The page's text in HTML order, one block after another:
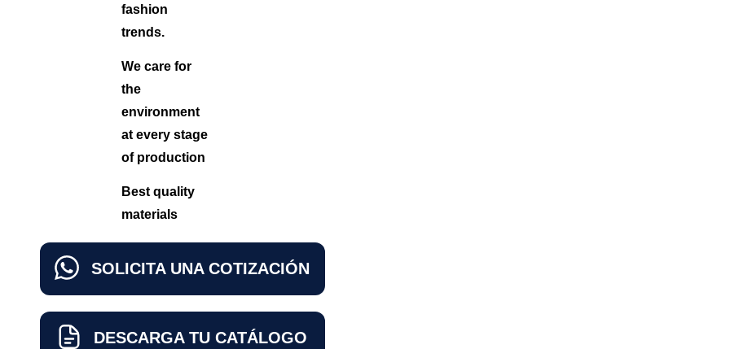
fashion
trends.
We care for
the
environment
at every stage
of production
Best quality
materials
SOLICITA UNA COTIZACIÓN
DESCARGA TU CATÁLOGO